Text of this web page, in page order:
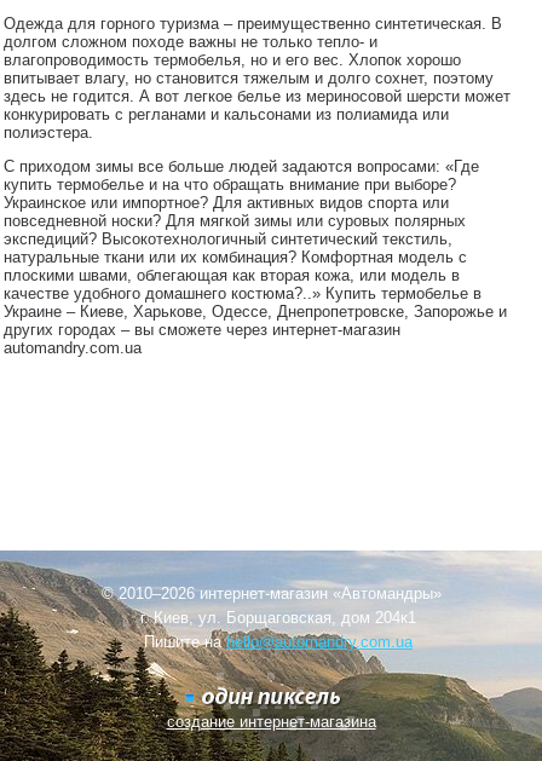
Одежда для горного туризма – преимущественно синтетическая. В
долгом сложном походе важны не только тепло- и
влагопроводимость термобелья, но и его вес. Хлопок хорошо
впитывает влагу, но становится тяжелым и долго сохнет, поэтому
здесь не годится. А вот легкое белье из мериносовой шерсти может
конкурировать с регланами и кальсонами из полиамида или
полиэстера.
С приходом зимы все больше людей задаются вопросами: «Где
купить термобелье и на что обращать внимание при выборе?
Украинское или импортное? Для активных видов спорта или
повседневной носки? Для мягкой зимы или суровых полярных
экспедиций? Высокотехнологичный синтетический текстиль,
натуральные ткани или их комбинация? Комфортная модель с
плоскими швами, облегающая как вторая кожа, или модель в
качестве удобного домашнего костюма?..» Купить термобелье в
Украине – Киеве, Харькове, Одессе, Днепропетровске, Запорожье и
других городах – вы сможете через интернет-магазин
automandry.com.ua
© 2010–2026 интернет-магазин «Автомандры»
г. Киев, ул. Борщаговская, дом 204к1
Пишите наhello@automandry.com.ua
создание интернет-магазина